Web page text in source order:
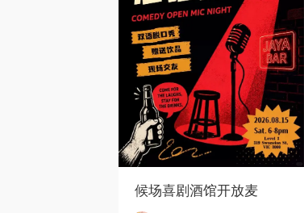
候场喜剧酒馆开放麦